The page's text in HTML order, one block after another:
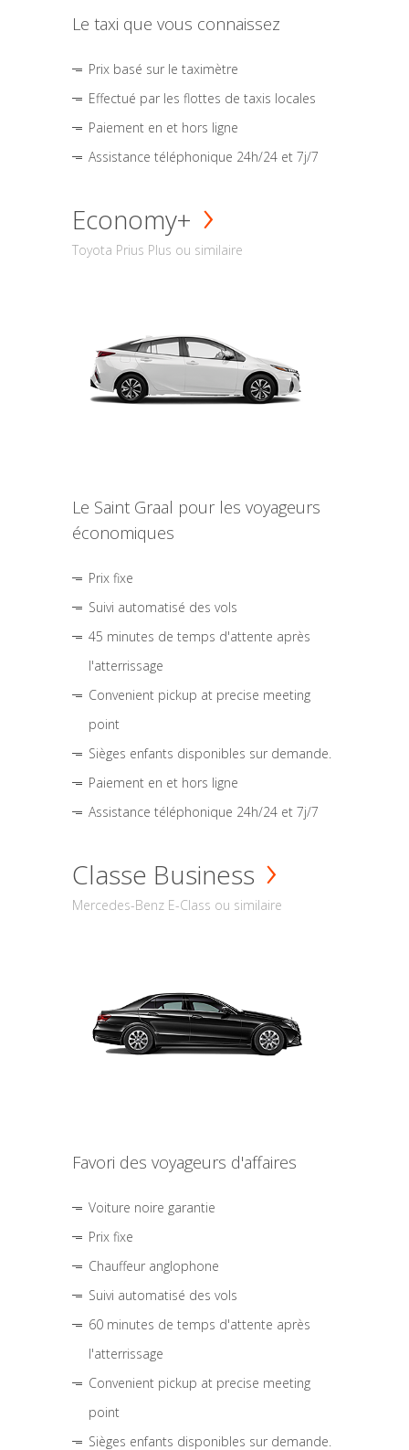
Le taxi que vous connaissez
Prix basé sur le taximètre
Effectué par les flottes de taxis locales
Paiement en et hors ligne
Assistance téléphonique 24h/24 et 7j/7
Economy+
Toyota Prius Plus ou similaire
Le Saint Graal pour les voyageurs
économiques
Prix fixe
Suivi automatisé des vols
45 minutes de temps d'attente après
l'atterrissage
Convenient pickup at precise meeting
point
Sièges enfants disponibles sur demande.
Paiement en et hors ligne
Assistance téléphonique 24h/24 et 7j/7
Classe Business
Mercedes-Benz E-Class ou similaire
Favori des voyageurs d'affaires
Voiture noire garantie
Prix fixe
Chauffeur anglophone
Suivi automatisé des vols
60 minutes de temps d'attente après
l'atterrissage
Convenient pickup at precise meeting
point
Sièges enfants disponibles sur demande.